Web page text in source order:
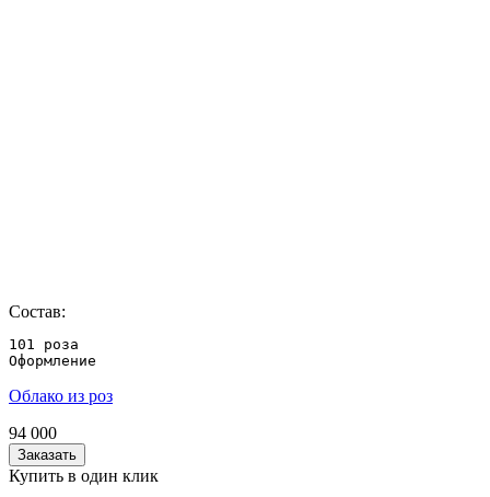
Состав:
101 роза
Оформление
Облако из роз
94 000
Заказать
Купить в один клик